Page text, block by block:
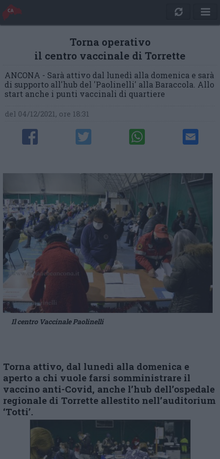
Torna operativo
il centro vaccinale di Torrette
ANCONA - Sarà attivo dal lunedì alla domenica e sarà
di supporto all'hub del 'Paolinelli' alla Baraccola. Allo
start anche i punti vaccinali di quartiere
del 04/12/2021, ore 18:31
Il centro Vaccinale Paolinelli
Torna attivo, dal lunedì alla domenica e
aperto a chi vuole farsi somministrare il
vaccino anti-Covid, anche l’hub dell’ospedale
regionale di Torrette allestito nell’auditorium
‘Totti’.